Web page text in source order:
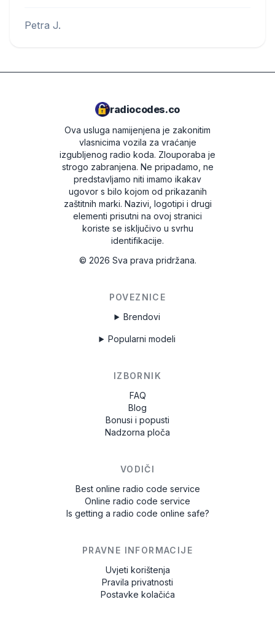
Petra J.
radiocodes.co
Ova usluga namijenjena je zakonitim
vlasnicima vozila za vraćanje
izgubljenog radio koda. Zlouporaba je
strogo zabranjena. Ne pripadamo, ne
predstavljamo niti imamo ikakav
ugovor s bilo kojom od prikazanih
zaštitnih marki. Nazivi, logotipi i drugi
elementi prisutni na ovoj stranici
koriste se isključivo u svrhu
identifikacije.
© 2026 Sva prava pridržana.
POVEZNICE
Brendovi
Popularni modeli
IZBORNIK
FAQ
Blog
Bonusi i popusti
Nadzorna ploča
VODIČI
Best online radio code service
Online radio code service
Is getting a radio code online safe?
PRAVNE INFORMACIJE
Uvjeti korištenja
Pravila privatnosti
Postavke kolačića